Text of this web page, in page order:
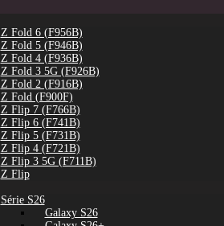
Z Fold 6 (F956B)
Z Fold 5 (F946B)
Z Fold 4 (F936B)
Z Fold 3 5G (F926B)
Z Fold 2 (F916B)
Z Fold (F900F)
Z Flip 7 (F766B)
Z Flip 6 (F741B)
Z Flip 5 (F731B)
Z Flip 4 (F721B)
Z Flip 3 5G (F711B)
Z Flip
Série S26
Galaxy S26